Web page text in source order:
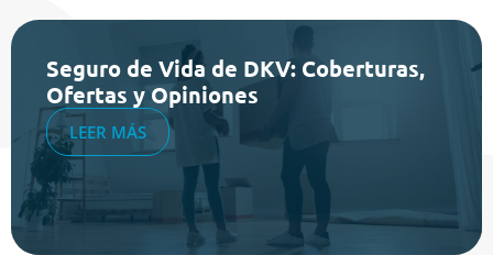
Seguro de Vida de DKV: Coberturas,
Ofertas y Opiniones
LEER MÁS